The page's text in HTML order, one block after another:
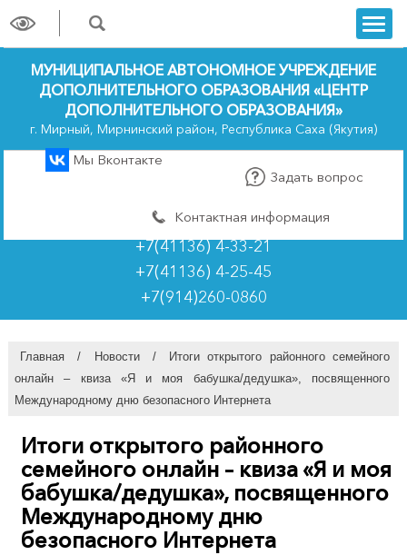
trk
МУНИЦИПАЛЬНОЕ АВТОНОМНОЕ УЧРЕЖДЕНИЕ
ДОПОЛНИТЕЛЬНОГО ОБРАЗОВАНИЯ «ЦЕНТР
ДОПОЛНИТЕЛЬНОГО ОБРАЗОВАНИЯ»
г. Мирный, Мирнинский район, Республика Саха (Якутия)
Мы Вконтакте
Задать вопрос
Контактная информация
+7(41136) 4-33-21
+7(41136) 4-25-45
+7(914)260-0860
Главная / Новости /
Итоги открытого районного семейного
онлайн – квиза «Я и моя бабушка/дедушка», посвященного
Международному дню безопасного Интернета
Итоги открытого районного
семейного онлайн – квиза «Я и моя
бабушка/дедушка», посвященного
Международному дню
безопасного Интернета